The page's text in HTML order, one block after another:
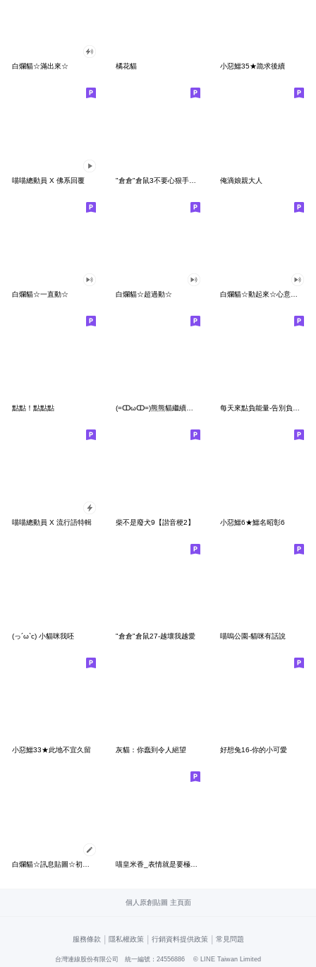
白爛貓☆滿出來☆ 橘花貓 小惡鱷35★跪求後續
喵喵總動員 X 佛系回覆 俺滴娘親大人
白爛貓☆一直動☆ 白爛貓☆超過動☆ 白爛貓☆動起來☆心意貼圖
點點！點點點 (=ↀωↀ=)熊熊貓繼續掰啊 每天來點負能量-告別負能量
喵喵總動員 X 流行語特輯 柴不是廢犬9【諧音梗2】 小惡鱷6★鱷名昭彰6
(っ´ω`c) 小貓咪我呸 "倉倉"倉鼠27-越壞我越愛 喵嗚公園-貓咪有話說
小惡鱷33★此地不宜久留 灰貓：你蠢到令人絕望 好想兔16-你的小可愛
個人原創貼圖 主頁面
服務條款 | 隱私權政策 | 行銷資料提供政策 | 常見問題
台灣連線股份有限公司 統一編號：24556886 © LINE Taiwan Limited